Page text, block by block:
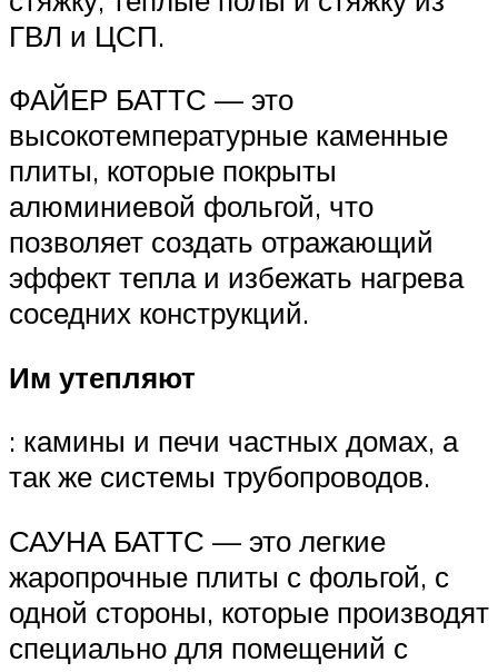
ГВЛ и ЦСП.
ФАЙЕР БАТТС — это
высокотемпературные каменные
плиты, которые покрыты
алюминиевой фольгой, что
позволяет создать отражающий
эффект тепла и избежать нагрева
соседних конструкций.
Им утепляют
: камины и печи частных домах, а
так же системы трубопроводов.
САУНА БАТТС — это легкие
жаропрочные плиты с фольгой, с
одной стороны, которые производят
специально для помещений с